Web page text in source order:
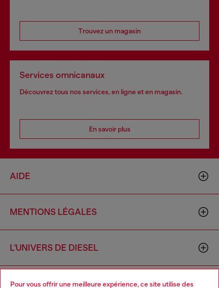
Pour vous offrir une meilleure expérience, ce site utilise des
Trouvez un magasin
Services omnicanaux
Découvrez tous nos services, en ligne et en magasin.
En savoir plus
AIDE
MENTIONS LÉGALES
L'UNIVERS DE DIESEL
CORPORATE